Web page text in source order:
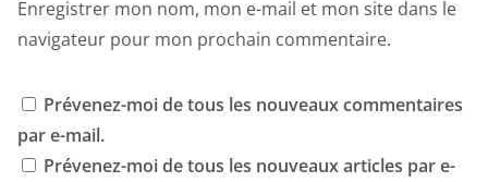
Enregistrer mon nom, mon e-mail et mon site dans le
navigateur pour mon prochain commentaire.
Prévenez-moi de tous les nouveaux commentaires
par e-mail.
Prévenez-moi de tous les nouveaux articles par e-